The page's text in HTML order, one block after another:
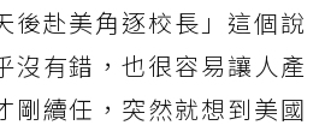
後赴美角逐校長」這個說
沒有錯，也很容易讓人產
剛續任，突然就想到美國